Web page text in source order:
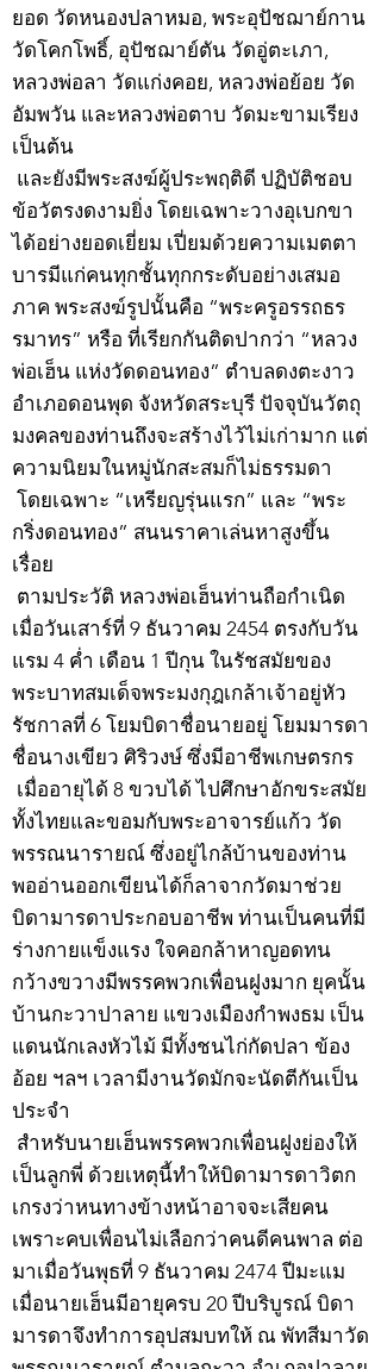
ยอด วัดหนองปลาหมอ, พระอุปัชฌาย์กาน
วัดโคกโพธิ์, อุปัชฌาย์ตัน วัดอู่ตะเภา,
หลวงพ่อลา วัดแก่งคอย, หลวงพ่อย้อย วัด
อัมพวัน และหลวงพ่อตาบ วัดมะขามเรียง
เป็นต้น
และยังมีพระสงฆ์ผู้ประพฤติดี ปฏิบัติชอบ
ข้อวัตรงดงามยิ่ง โดยเฉพาะวางอุเบกขา
ได้อย่างยอดเยี่ยม เปี่ยมด้วยความเมตตา
บารมีแก่คนทุกชั้นทุกกระดับอย่างเสมอ
ภาค พระสงฆ์รูปนั้นคือ “พระครูอรรถธร
รมาทร” หรือ ที่เรียกกันติดปากว่า “หลวง
พ่อเฮ็น แห่งวัดดอนทอง” ตำบลดงตะงาว
อำเภอดอนพุด จังหวัดสระบุรี ปัจจุบันวัตถุ
มงคลของท่านถึงจะสร้างไว้ไม่เก่ามาก แต่
ความนิยมในหมู่นักสะสมก็ไม่ธรรมดา
โดยเฉพาะ “เหรียญรุ่นแรก” และ “พระ
กริ่งดอนทอง” สนนราคาเล่นหาสูงขึ้น
เรื่อย
ตามประวัติ หลวงพ่อเฮ็นท่านถือกำเนิด
เมื่อวันเสาร์ที่ 9 ธันวาคม 2454 ตรงกับวัน
แรม 4 ค่ำ เดือน 1 ปีกุน ในรัชสมัยของ
พระบาทสมเด็จพระมงกุฎเกล้าเจ้าอยู่หัว
รัชกาลที่ 6 โยมบิดาชื่อนายอยู่ โยมมารดา
ชื่อนางเขียว ศิริวงษ์ ซึ่งมีอาชีพเกษตรกร
เมื่ออายุได้ 8 ขวบได้ ไปศึกษาอักขระสมัย
ทั้งไทยและขอมกับพระอาจารย์แก้ว วัด
พรรณนารายณ์ ซึ่งอยู่ไกล้บ้านของท่าน
พออ่านออกเขียนได้ก็ลาจากวัดมาช่วย
บิดามารดาประกอบอาชีพ ท่านเป็นคนที่มี
ร่างกายแข็งแรง ใจคอกล้าหาญอดทน
กว้างขวางมีพรรคพวกเพื่อนฝูงมาก ยุคนั้น
บ้านกะวาปาลาย แขวงเมืองกำพงธม เป็น
แดนนักเลงหัวไม้ มีทั้งชนไก่กัดปลา ข้อง
อ้อย ฯลฯ เวลามีงานวัดมักจะนัดตีกันเป็น
ประจำ
สำหรับนายเฮ็นพรรคพวกเพื่อนฝูงย่องให้
เป็นลูกพี่ ด้วยเหตุนี้ทำให้บิดามารดาวิตก
เกรงว่าหนทางข้างหน้าอาจจะเสียคน
เพราะคบเพื่อนไม่เลือกว่าคนดีคนพาล ต่อ
มาเมื่อวันพุธที่ 9 ธันวาคม 2474 ปีมะแม
เมื่อนายเฮ็นมีอายุครบ 20 ปีบริบูรณ์ บิดา
มารดาจึงทำการอุปสมบทให้ ณ พัทสีมาวัด